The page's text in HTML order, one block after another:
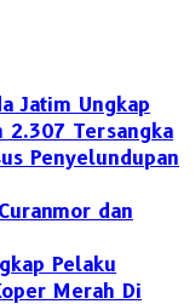
Jatim Ungkap
2.307 Tersangka
Penyelundupan
dan
Pelaku
Merah Di